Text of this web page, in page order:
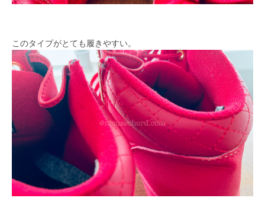
このタイプがとても履きやすい。